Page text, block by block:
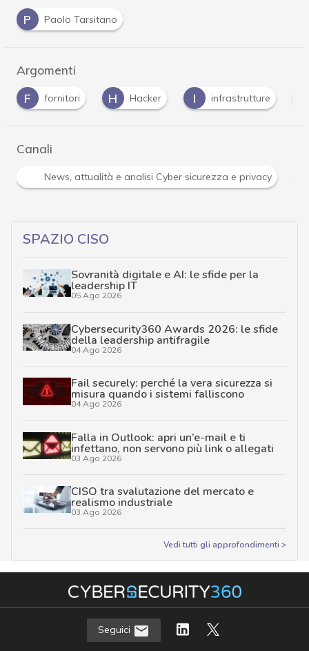
P
Paolo Tarsitano
Argomenti
H
Hacker I infrastrutture R ransomware
Canali
e analisi Cyber sicurezza e privacy R Ransomware
SPAZIO CISO
Sovranità digitale e AI: le sfide per la
leadership IT
05 Ago 2026
Cybersecurity360 Awards 2026: le sfide
della leadership antifragile
04 Ago 2026
Fail securely: perché la vera sicurezza si
misura quando i sistemi falliscono
04 Ago 2026
Falla in Outlook: apri un’e-mail e ti
infettano, non servono più link o allegati
03 Ago 2026
CISO tra svalutazione del mercato e
realismo industriale
03 Ago 2026
Vedi tutti gli approfondimenti >
Seguici